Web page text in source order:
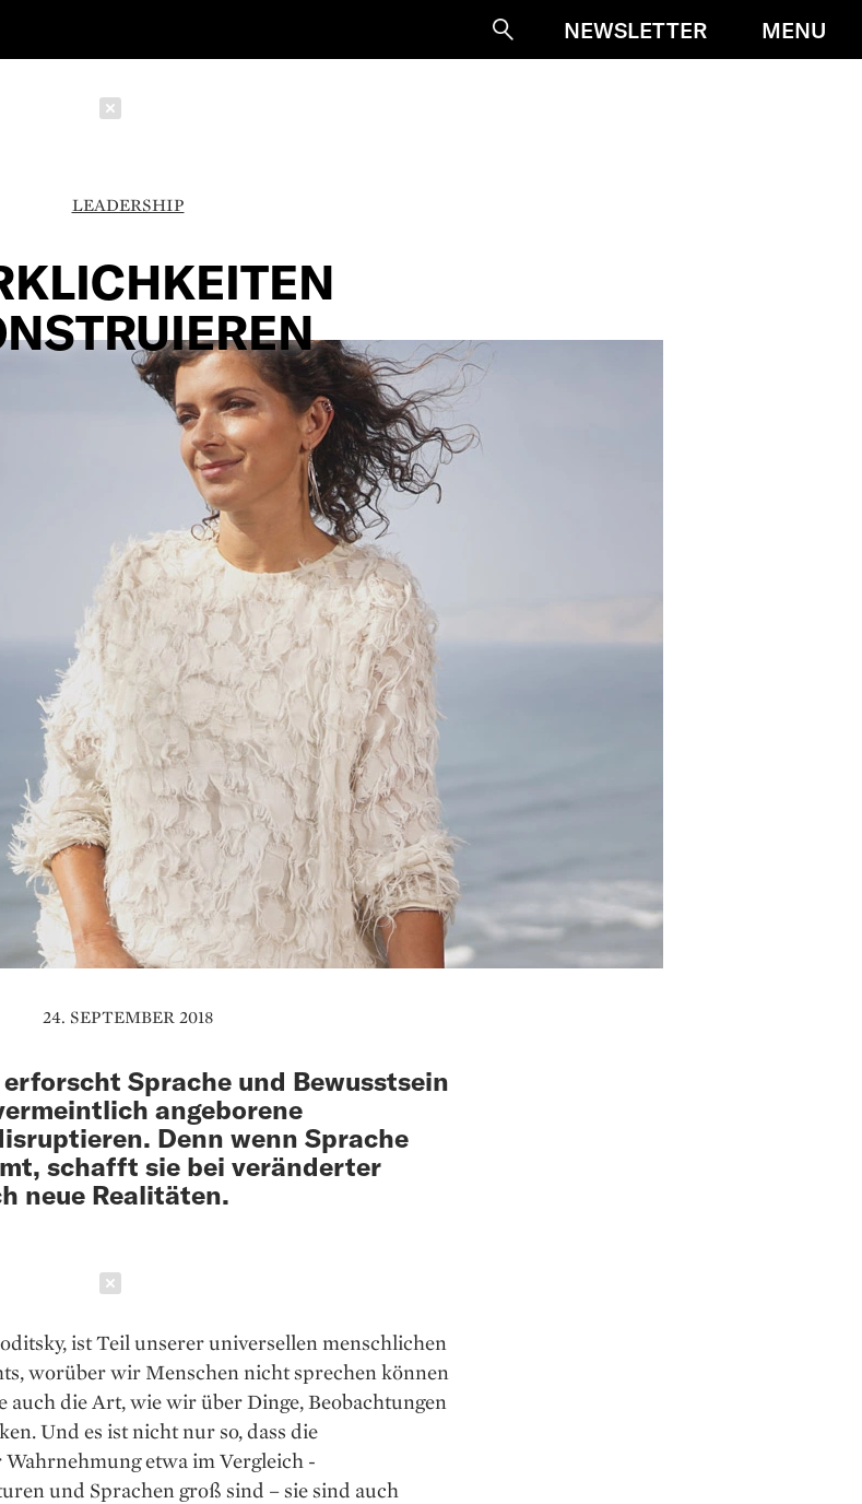
SucheNEWSLETTER MENU
LEADERSHIP
24. SEPTEMBER 2018
Sprache und Bewusstsein
angeborene
Denn wenn Sprache
schafft sie bei veränderter
neue Realitäten.
ist Teil unserer universellen menschlichen
­worüber wir Menschen nicht sprechen können
auch die Art, wie wir über Dinge, Beobachtungen
Und es ist nicht nur so, dass die
etwa im Vergleich
und Sprachen groß sind – sie sind auch